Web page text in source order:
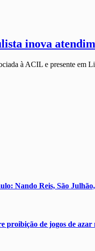
inova
à ACIL e presente em
Nando Reis, São
proibição de jogos de azar